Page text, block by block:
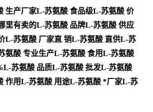
生产厂家L-苏氨酸 食品级L-苏氨酸 价
里有卖的L-苏氨酸 品牌L-苏氨酸 供应
L-苏氨酸 厂家直 销L-苏氨酸 直供L-苏
氨酸 专业生产L-苏氨酸 食用L-苏氨酸
苏氨酸 品质L-苏氨酸 批发L-苏氨酸
作用L-苏氨酸 用途L-苏氨酸 *厂家L-苏